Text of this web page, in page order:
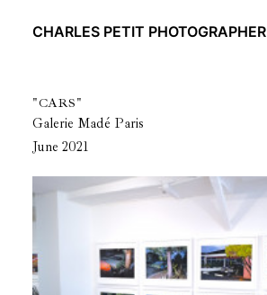
CHARLES PETIT PHOTOGRAPHER
BLACK&WHITE
COLOR
NEWS
"CARS"
Galerie Madé Paris
June 2021